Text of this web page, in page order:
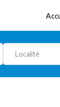
Localité